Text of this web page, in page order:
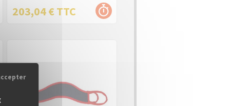
203,04 € TTC